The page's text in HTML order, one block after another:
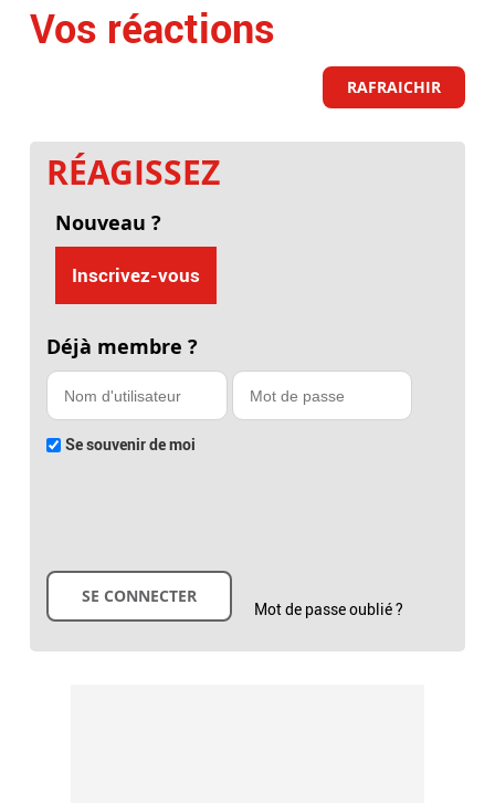
Vos réactions
RAFRAICHIR
RÉAGISSEZ
Nouveau ?
Inscrivez-vous
Déjà membre ?
Se souvenir de moi
Mot de passe oublié ?